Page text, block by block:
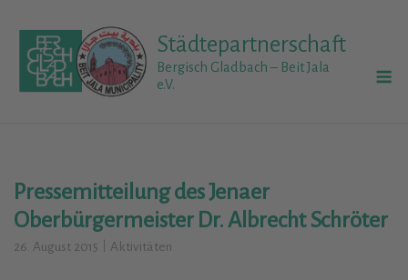
content
Städtepartnerschaft
Bergisch Gladbach – Beit Jala
e.V.
Pressemitteilung des Jenaer
Oberbürgermeister Dr. Albrecht Schröter
26. August 2015 Aktivitäten